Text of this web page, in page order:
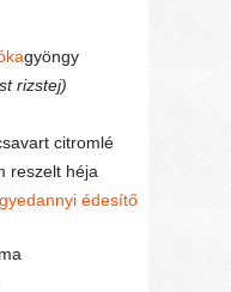
gyöngy
rizstej)
citromlé
reszelt héja
édesítő